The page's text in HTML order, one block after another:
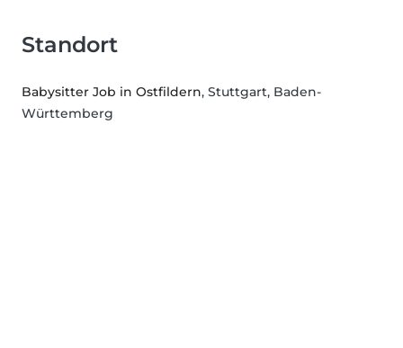
Standort
Babysitter Job in Ostfildern, Stuttgart, Baden-
Württemberg